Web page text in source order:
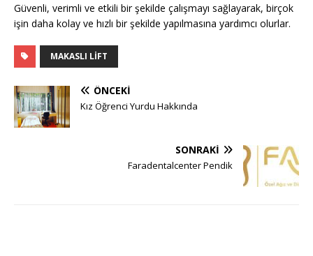
Güvenli, verimli ve etkili bir şekilde çalışmayı sağlayarak, birçok
işin daha kolay ve hızlı bir şekilde yapılmasına yardımcı olurlar.
MAKASLI LIFT
ÖNCEKI
Kız Öğrenci Yurdu Hakkında
SONRAKI
Faradentalcenter Pendik